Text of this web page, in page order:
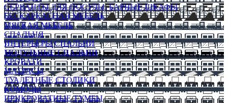
СЕРВАНТЫ ДЛЯ ПОСУДЫ, БАРНЫЕ ШКАФЫ
БЕСКАРКАСНАЯ МЕБЕЛЬ
МЯГКАЯ МЕБЕЛЬ
СПАЛЬНЯ
ИНТЕРЬЕРЫ СПАЛЬНИ
МОДУЛЬНЫЕ СПАЛЬНИ
КРОВАТИ
МАТРАСЫ
ТУАЛЕТНЫЕ СТОЛИКИ
КОМОДЫ
ПРИКРОВАТНЫЕ ТУМБЫ